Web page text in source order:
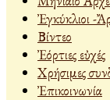
Ἐγκύκλιοι -
Βίντεο
Ἐόρτιες εὐχές
Χρήσιμες
Ἐπικοινωνία